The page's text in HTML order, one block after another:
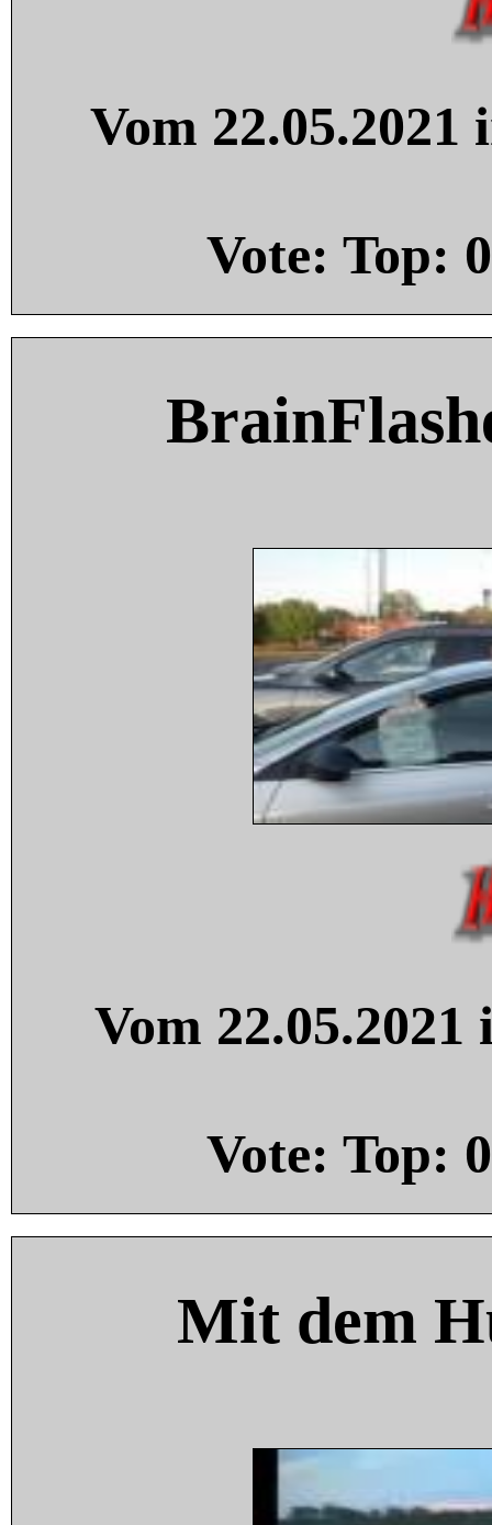
Vom
Vote: Top: 0
Vom
Vote: Top: 0
Mit dem